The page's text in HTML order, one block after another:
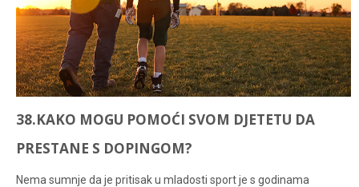
38.KAKO MOGU POMOĆI SVOM DJETETU DA
PRESTANE S DOPINGOM?
Nema sumnje da je pritisak u mladosti sport je s godinama